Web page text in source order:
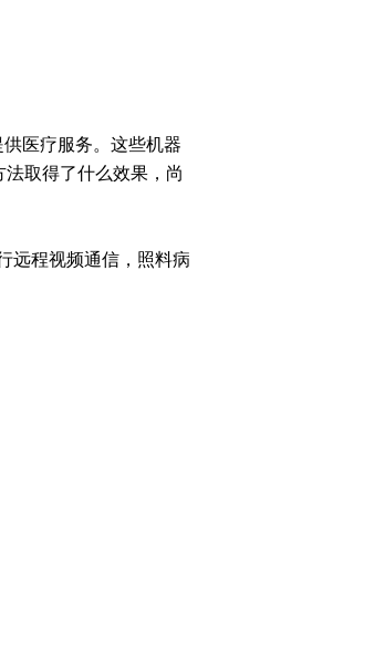
医疗服务。这些机器
取得了什么效果，尚
远程视频通信，照料病